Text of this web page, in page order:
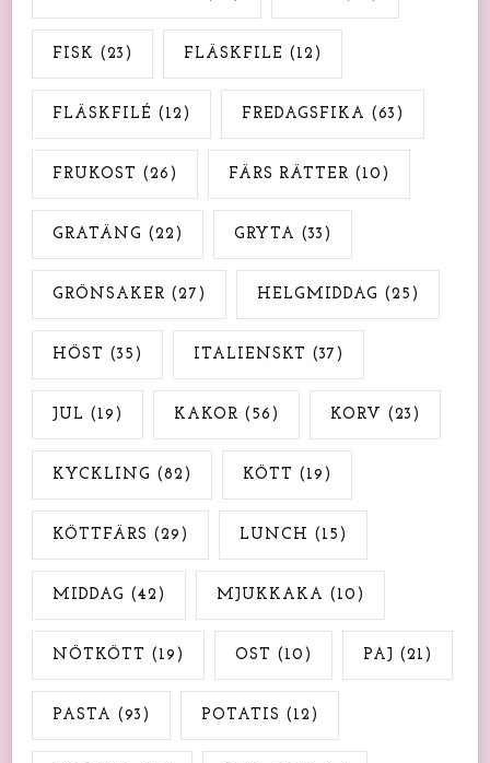
FISK (23) FLÄSKFILE (12)
FLÄSKFILÉ (12) FREDAGSFIKA (63)
FRUKOST (26) FÄRS RÄTTER (10)
GRATÄNG (22) GRYTA (33)
GRÖNSAKER (27) HELGMIDDAG (25)
HÖST (35) ITALIENSKT (37)
JUL (19) KAKOR (56) KORV (23)
KYCKLING (82) KÖTT (19)
KÖTTFÄRS (29) LUNCH (15)
MIDDAG (42) MJUKKAKA (10)
NÖTKÖTT (19) OST (10) PAJ (21)
PASTA (93) POTATIS (12)